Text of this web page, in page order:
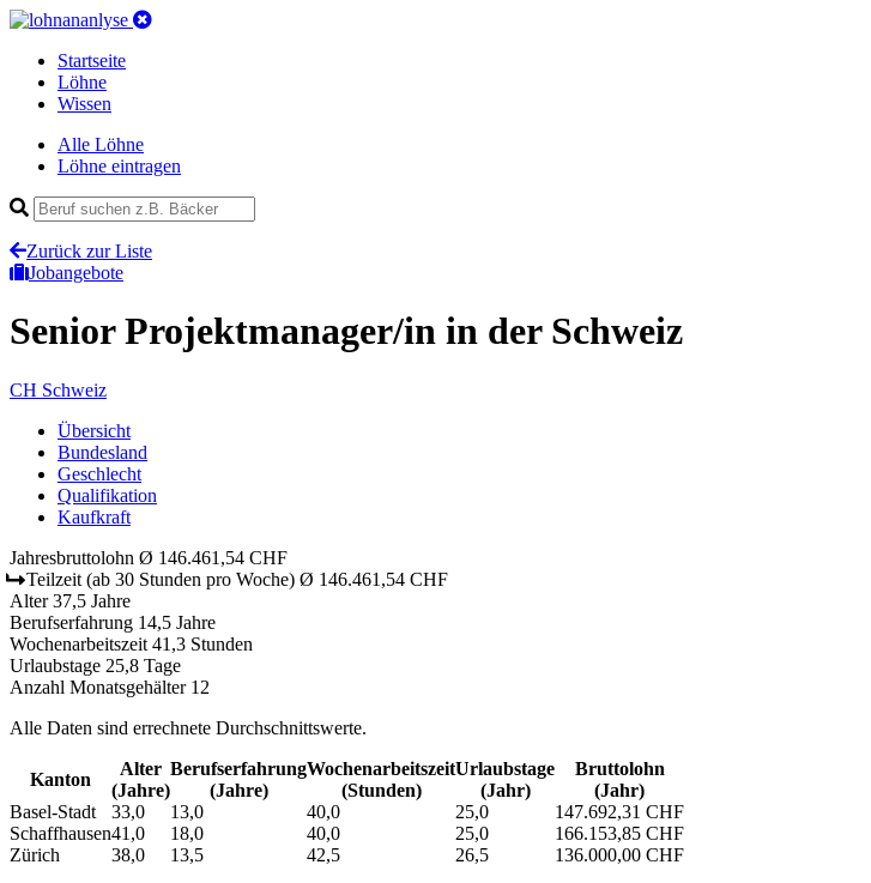
Startseite
Löhne
Wissen
Alle Löhne
Löhne eintragen
Zurück zur Liste
Jobangebote
Senior Projektmanager/in in der Schweiz
CH Schweiz
Übersicht
Bundesland
Geschlecht
Qualifikation
Kaufkraft
Jahresbruttolohn Ø 146.461,54 CHF
Teilzeit (ab 30 Stunden pro Woche) Ø 146.461,54 CHF
Alter 37,5 Jahre
Berufserfahrung 14,5 Jahre
Wochenarbeitszeit 41,3 Stunden
Urlaubstage 25,8 Tage
Anzahl Monatsgehälter 12
Alle Daten sind errechnete Durchschnittswerte.
Kanton
Alter
(Jahre)
Berufs­erfahrung
(Jahre)
Wochen­arbeitszeit
(Stunden)
Urlaubs­tage
(Jahr)
Bruttolohn
(Jahr)
Basel-Stadt
33,0 13,0 40,0 25,0
147.692,31 CHF
Schaffhausen41,0 18,0 40,0 25,0
166.153,85 CHF
Zürich
38,0 13,5 42,5 26,5
136.000,00 CHF